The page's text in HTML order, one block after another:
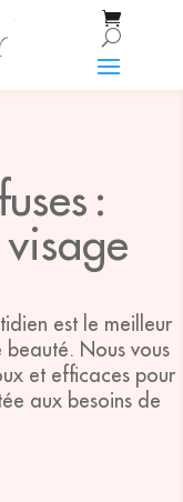
:
visage
est le meilleur
Nous vous
et efficaces pour
aux besoins de